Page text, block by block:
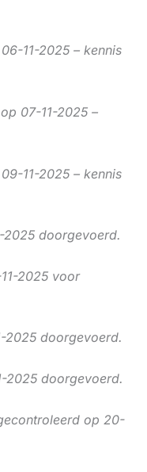
11-2025 – kennis
07-11-2025 –
11-2025 – kennis
2025 doorgevoerd.
2025 voor
2025 doorgevoerd.
2025 doorgevoerd.
op 20-